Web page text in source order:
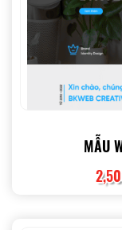
MẪU